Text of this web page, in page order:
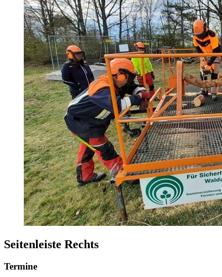
Seitenleiste Rechts
Termine